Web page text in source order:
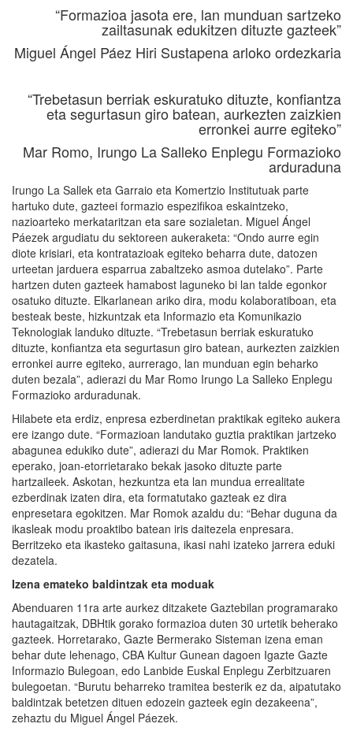
“Formazioa jasota ere, lan munduan sartzeko
zailtasunak edukitzen dituzte gazteek”
Miguel Ángel Páez Hiri Sustapena arloko ordezkaria
“Trebetasun berriak eskuratuko dituzte, konfiantza
eta segurtasun giro batean, aurkezten zaizkien
erronkei aurre egiteko”
Mar Romo, Irungo La Salleko Enplegu Formazioko
arduraduna
Irungo La Sallek eta Garraio eta Komertzio Institutuak parte
hartuko dute, gazteei formazio espezifikoa eskaintzeko,
nazioarteko merkataritzan eta sare sozialetan. Miguel Ángel
Páezek argudiatu du sektoreen aukeraketa: “Ondo aurre egin
diote krisiari, eta kontratazioak egiteko beharra dute, datozen
urteetan jarduera esparrua zabaltzeko asmoa dutelako”. Parte
hartzen duten gazteek hamabost laguneko bi lan talde egonkor
osatuko dituzte. Elkarlanean ariko dira, modu kolaboratiboan, eta
besteak beste, hizkuntzak eta Informazio eta Komunikazio
Teknologiak landuko dituzte. “Trebetasun berriak eskuratuko
dituzte, konfiantza eta segurtasun giro batean, aurkezten zaizkien
erronkei aurre egiteko, aurrerago, lan munduan egin beharko
duten bezala”, adierazi du Mar Romo Irungo La Salleko Enplegu
Formazioko arduradunak.
Hilabete eta erdiz, enpresa ezberdinetan praktikak egiteko aukera
ere izango dute. “Formazioan landutako guztia praktikan jartzeko
abagunea edukiko dute”, adierazi du Mar Romok. Praktiken
eperako, joan-etorrietarako bekak jasoko dituzte parte
hartzaileek. Askotan, hezkuntza eta lan mundua errealitate
ezberdinak izaten dira, eta formatutako gazteak ez dira
enpresetara egokitzen. Mar Romok azaldu du: “Behar duguna da
ikasleak modu proaktibo batean iris daitezela enpresara.
Berritzeko eta ikasteko gaitasuna, ikasi nahi izateko jarrera eduki
dezatela.
Izena emateko baldintzak eta moduak
Abenduaren 11ra arte aurkez ditzakete Gaztebilan programarako
hautagaitzak, DBHtik gorako formazioa duten 30 urtetik beherako
gazteek. Horretarako, Gazte Bermerako Sisteman izena eman
behar dute lehenago, CBA Kultur Gunean dagoen Igazte Gazte
Informazio Bulegoan, edo Lanbide Euskal Enplegu Zerbitzuaren
bulegoetan. “Burutu beharreko tramitea besterik ez da, aipatutako
baldintzak betetzen dituen edozein gazteek egin dezakeena”,
zehaztu du Miguel Ángel Páezek.